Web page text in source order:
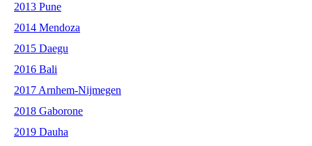
2013 Pune
2014 Mendoza
2015 Daegu
2016 Bali
2017 Arnhem-Nijmegen
2018 Gaborone
2019 Dauha